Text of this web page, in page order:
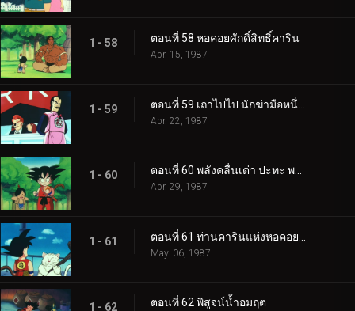
1 - 58 ตอนที่ 58 หอคอยศักดิ์สิทธิ์คาริน
Apr. 15, 1987
1 - 59
Apr. 22, 1987
1 - 60 ตอนที่ 60 พลังคลื่นเต่า ปะทะ พลังดรรชนีมหากาฬ
Apr. 29, 1987
1 - 61
May. 06, 1987
1 - 62 ตอนที่ 62 พิสูจน์น้ำอมฤต